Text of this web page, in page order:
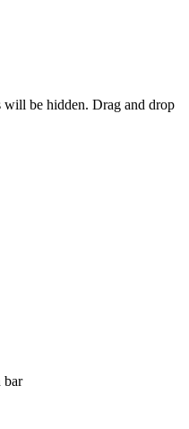
will be hidden. Drag and drop
bar